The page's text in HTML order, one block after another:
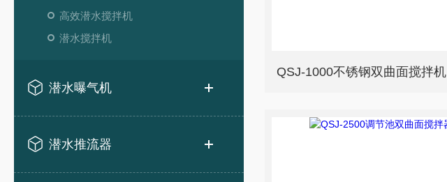
高效潜水搅拌机
潜水搅拌机
潜水曝气机
潜水推流器
QSJ-1000不锈钢双曲面搅拌机